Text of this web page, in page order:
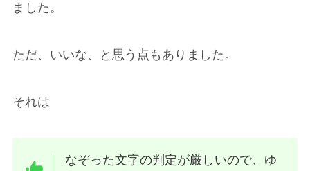
ました。
ただ、いいな、と思う点もありました。
それは
なぞった文字の判定が厳しいので、ゆ